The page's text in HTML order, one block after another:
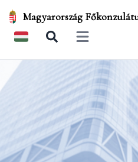
Magyarország
Open main